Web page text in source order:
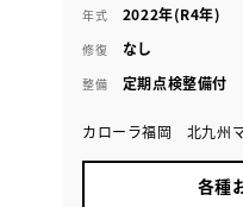
年式 2022年(R4年)
修復 なし
整備 定期点検整備付
カローラ福岡 北九州
各種